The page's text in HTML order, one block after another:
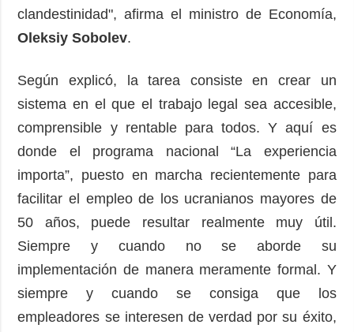
clandestinidad", afirma el ministro de Economía,
Oleksiy Sobolev.
Según explicó, la tarea consiste en crear un
sistema en el que el trabajo legal sea accesible,
comprensible y rentable para todos. Y aquí es
donde el programa nacional “La experiencia
importa”, puesto en marcha recientemente para
facilitar el empleo de los ucranianos mayores de
50 años, puede resultar realmente muy útil.
Siempre y cuando no se aborde su
implementación de manera meramente formal. Y
siempre y cuando se consiga que los
empleadores se interesen de verdad por su éxito,